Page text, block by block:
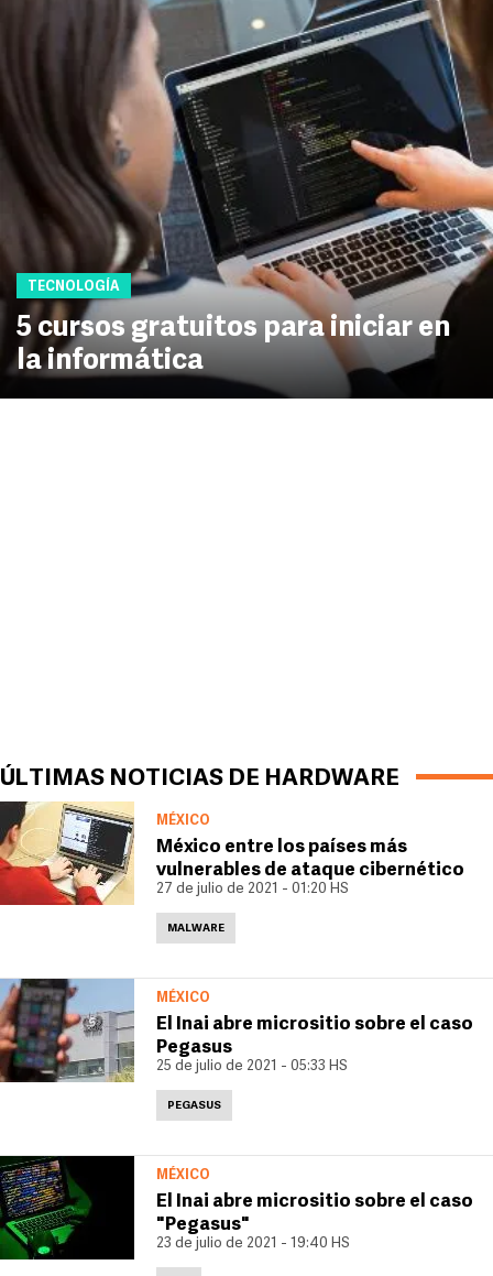
TECNOLOGÍA
5 cursos gratuitos para iniciar en
la informática
ÚLTIMAS NOTICIAS DE HARDWARE
MÉXICO
México entre los países más
vulnerables de ataque cibernético
27 de julio de 2021 - 01:20 HS
MALWARE
MÉXICO
El Inai abre micrositio sobre el caso
Pegasus
25 de julio de 2021 - 05:33 HS
PEGASUS
MÉXICO
El Inai abre micrositio sobre el caso
"Pegasus"
23 de julio de 2021 - 19:40 HS